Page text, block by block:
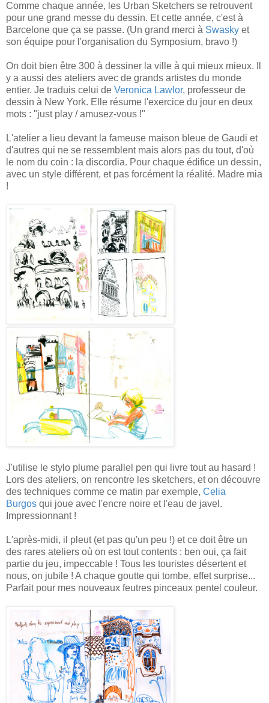
Comme chaque année, les Urban Sketchers se retrouvent
pour une grand messe du dessin. Et cette année, c'est à
Barcelone que ça se passe. (Un grand merci à Swasky et
son équipe pour l'organisation du Symposium, bravo !)
On doit bien être 300 à dessiner la ville à qui mieux mieux. Il
y a aussi des ateliers avec de grands artistes du monde
entier. Je traduis celui de Veronica Lawlor, professeur de
dessin à New York. Elle résume l'exercice du jour en deux
mots : "just play / amusez-vous !"
L'atelier a lieu devant la fameuse maison bleue de Gaudi et
d'autres qui ne se ressemblent mais alors pas du tout, d'où
le nom du coin : la discordia. Pour chaque édifice un dessin,
avec un style différent, et pas forcément la réalité. Madre mia
!
J'utilise le stylo plume parallel pen qui livre tout au hasard !
Lors des ateliers, on rencontre les sketchers, et on découvre
des techniques comme ce matin par exemple, Celia
Burgos qui joue avec l'encre noire et l'eau de javel.
Impressionnant !
L'après-midi, il pleut (et pas qu'un peu !) et ce doit être un
des rares ateliers où on est tout contents : ben oui, ça fait
partie du jeu, impeccable ! Tous les touristes désertent et
nous, on jubile ! A chaque goutte qui tombe, effet surprise...
Parfait pour mes nouveaux feutres pinceaux pentel couleur.